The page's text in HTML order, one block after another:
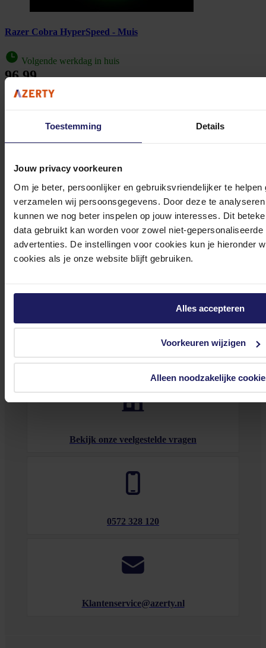
Toestemming Details
Jouw privacy voorkeuren
Om je beter, persoonlijker en gebruiksvriendelijker te
verzamelen wij persoonsgegevens. Door deze te
kunnen we nog beter inspelen op jouw interesses. Dit
data gebruikt kan worden voor zowel niet-
advertenties. De instellingen voor cookies kun je hieronder
cookies als je onze website blijft gebruiken.
Alles accepteren
Voorkeuren wijzigen
Alleen noodzakelijke
Razer Cobra HyperSpeed - Muis
Volgende werkdag in huis
96,99
In winkel­wagen
rechtshandig - bedraad - optisch - 35000 DPI
Incl. 21% BTW
Stel jouw vragen aan onze klantenservice!
Heb je vragen over onze producten, diensten of service? Onze deskundige
s staan klaar om jouw vragen te beantwoorden en verwijzen je
door indien nodig.
Onze klantenservice is via mail bereikbaar van maandag t/m vrijdag van 09.00
Bekijk onze veelgestelde vragen
0572 328 120
Klantenservice@azerty.nl